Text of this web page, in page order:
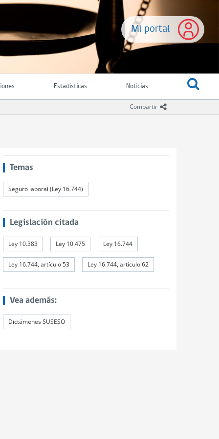
Mi portal
Estadísticas Noticias
Compartir icono compartir
Temas
Seguro laboral (Ley 16.744)
Legislación citada
Ley 10.383 Ley 10.475 Ley 16.744
Ley 16.744, artículo 53 Ley 16.744, artículo 62
Vea además:
Dictámenes SUSESO